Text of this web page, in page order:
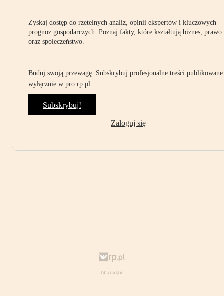
Zyskaj dostęp do rzetelnych analiz, opinii ekspertów i kluczowych
prognoz gospodarczych. Poznaj fakty, które kształtują biznes, prawo
oraz społeczeństwo.
Buduj swoją przewagę. Subskrybuj profesjonalne treści publikowane
wyłącznie w pro.rp.pl.
Subskrybuj!
Zaloguj się